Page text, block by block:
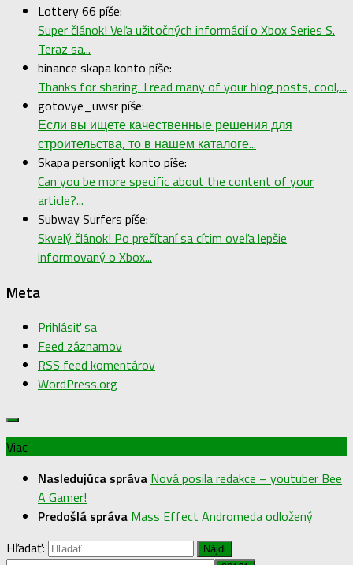
Lottery 66 píše:
Super článok! Veľa užitočných informácií o Xbox Series S.
Teraz sa...
binance skapa konto píše:
Thanks for sharing. I read many of your blog posts, cool,...
gotovye_uwsr píše:
Если вы ищете качественные решения для
строительства, то в нашем каталоге...
Skapa personligt konto píše:
Can you be more specific about the content of your
article?...
Subway Surfers píše:
Skvelý článok! Po prečítaní sa cítim oveľa lepšie
informovaný o Xbox...
Meta
Prihlásiť sa
Feed záznamov
RSS feed komentárov
WordPress.org
Viac
Nasledujúca správa Nová posila redakce – youtuber Bee
A Gamer!
Predošlá správa Mass Effect Andromeda odložený
Hľadať: